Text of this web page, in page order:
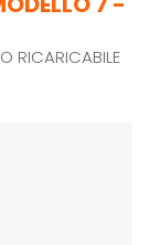
RICARICABILE